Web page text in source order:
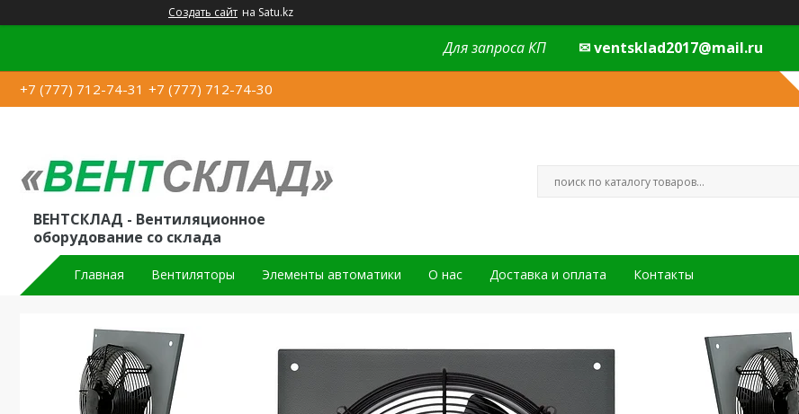
Создать сайт на Satu.kz
Для запроса КП ✉ ventsklad2017@mail.ru
+7 (777) 712-74-31 +7 (777) 712-74-30
ВЕНТСКЛАД - Вентиляционное
оборудование со склада
Главная Вентиляторы Элементы автоматики О нас Доставка и оплата Контакты